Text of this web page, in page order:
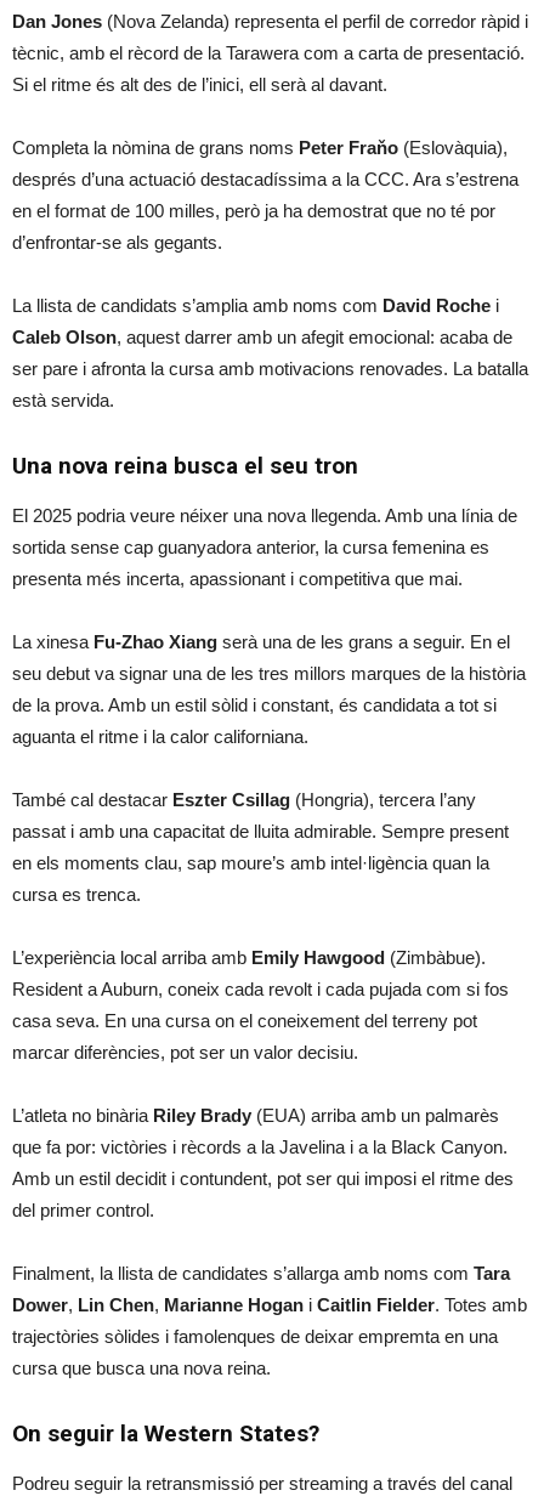
Dan Jones (Nova Zelanda) representa el perfil de corredor ràpid i
tècnic, amb el rècord de la Tarawera com a carta de presentació.
Si el ritme és alt des de l’inici, ell serà al davant.
Completa la nòmina de grans noms Peter Fraňo (Eslovàquia),
després d’una actuació destacadíssima a la CCC. Ara s’estrena
en el format de 100 milles, però ja ha demostrat que no té por
d’enfrontar-se als gegants.
La llista de candidats s’amplia amb noms com David Roche i
Caleb Olson, aquest darrer amb un afegit emocional: acaba de
ser pare i afronta la cursa amb motivacions renovades. La batalla
està servida.
Una nova reina busca el seu tron
El 2025 podria veure néixer una nova llegenda. Amb una línia de
sortida sense cap guanyadora anterior, la cursa femenina es
presenta més incerta, apassionant i competitiva que mai.
La xinesa Fu-Zhao Xiang serà una de les grans a seguir. En el
seu debut va signar una de les tres millors marques de la història
de la prova. Amb un estil sòlid i constant, és candidata a tot si
aguanta el ritme i la calor californiana.
També cal destacar Eszter Csillag (Hongria), tercera l’any
passat i amb una capacitat de lluita admirable. Sempre present
en els moments clau, sap moure’s amb intel·ligència quan la
cursa es trenca.
L’experiència local arriba amb Emily Hawgood (Zimbàbue).
Resident a Auburn, coneix cada revolt i cada pujada com si fos
casa seva. En una cursa on el coneixement del terreny pot
marcar diferències, pot ser un valor decisiu.
L’atleta no binària Riley Brady (EUA) arriba amb un palmarès
que fa por: victòries i rècords a la Javelina i a la Black Canyon.
Amb un estil decidit i contundent, pot ser qui imposi el ritme des
del primer control.
Finalment, la llista de candidates s’allarga amb noms com Tara
Dower, Lin Chen, Marianne Hogan i Caitlin Fielder. Totes amb
trajectòries sòlides i famolenques de deixar empremta en una
cursa que busca una nova reina.
On seguir la Western States?
Podreu seguir la retransmissió per streaming a través del canal